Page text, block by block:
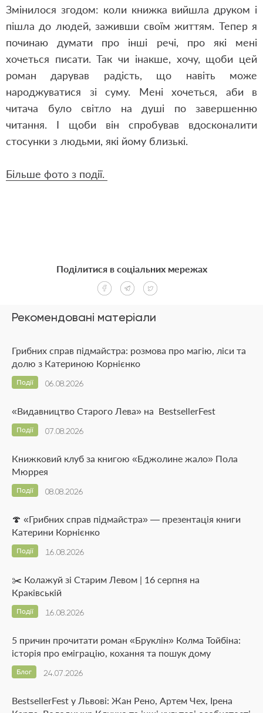
Змінилося згодом: коли книжка вийшла друком і
пішла до людей, заживши своїм життям. Тепер я
починаю думати про інші речі, про які мені
хочеться писати. Так чи інакше, хочу, щоби цей
роман дарував радість, що навіть може
народжуватися зі суму. Мені хочеться, аби в
читача було світло на душі по завершенню
читання. І щоби він спробував вдосконалити
стосунки з людьми, які йому близькі.
Більше фото з події.
Рекомендовані матеріали
Грибних справ підмайстра: розмова про магію, ліси та
долю з Катериною Корнієнко
06.08.2026
Події
«Видавництво Старого Лева» на BestsellerFest
07.08.2026
Події
Книжковий клуб за книгою «Бджолине жало» Пола
Мюррея
08.08.2026
Події
🍄 «Грибних справ підмайстра» — презентація книги
Катерини Корнієнко
16.08.2026
Події
✂️ Колажуй зі Старим Левом | 16 серпня на
Краківській
16.08.2026
Події
5 причин прочитати роман «Бруклін» Колма Тойбіна:
історія про еміграцію, кохання та пошук дому
24.07.2026
Блог
BestsellerFest у Львові: Жан Рено, Артем Чех, Ірена
Поділитися в соціальних мережах